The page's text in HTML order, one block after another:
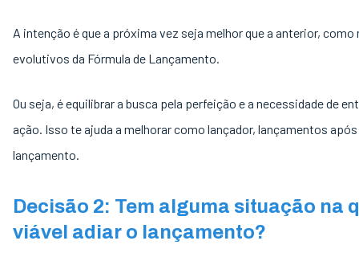
A intenção é que a próxima vez seja melhor que a anterior,
evolutivos da Fórmula de Lançamento.
Ou seja, é equilibrar a busca pela perfeição e a necessidade de
ação. Isso te ajuda a melhorar como lançador, lançamentos após
lançamento.
Decisão 2: Tem alguma situação na
viável adiar o lançamento?